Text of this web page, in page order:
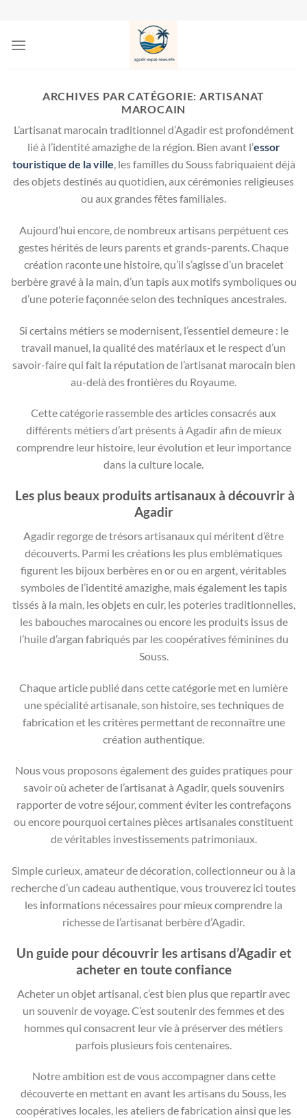
contenu
ARCHIVES PAR CATÉGORIE: ARTISANAT
MAROCAIN
L’artisanat marocain traditionnel d’Agadir est profondément
lié à l’identité amazighe de la région. Bien avant l’essor
touristique de la ville, les familles du Souss fabriquaient déjà
des objets destinés au quotidien, aux cérémonies religieuses
ou aux grandes fêtes familiales.
Aujourd’hui encore, de nombreux artisans perpétuent ces
gestes hérités de leurs parents et grands-parents. Chaque
création raconte une histoire, qu’il s’agisse d’un bracelet
berbère gravé à la main, d’un tapis aux motifs symboliques ou
d’une poterie façonnée selon des techniques ancestrales.
Si certains métiers se modernisent, l’essentiel demeure : le
travail manuel, la qualité des matériaux et le respect d’un
savoir-faire qui fait la réputation de l’artisanat marocain bien
au-delà des frontières du Royaume.
Cette catégorie rassemble des articles consacrés aux
différents métiers d’art présents à Agadir afin de mieux
comprendre leur histoire, leur évolution et leur importance
dans la culture locale.
Les plus beaux produits artisanaux à découvrir à
Agadir
Agadir regorge de trésors artisanaux qui méritent d’être
découverts. Parmi les créations les plus emblématiques
figurent les bijoux berbères en or ou en argent, véritables
symboles de l’identité amazighe, mais également les tapis
tissés à la main, les objets en cuir, les poteries traditionnelles,
les babouches marocaines ou encore les produits issus de
l’huile d’argan fabriqués par les coopératives féminines du
Souss.
Chaque article publié dans cette catégorie met en lumière
une spécialité artisanale, son histoire, ses techniques de
fabrication et les critères permettant de reconnaître une
création authentique.
Nous vous proposons également des guides pratiques pour
savoir où acheter de l’artisanat à Agadir, quels souvenirs
rapporter de votre séjour, comment éviter les contrefaçons
ou encore pourquoi certaines pièces artisanales constituent
de véritables investissements patrimoniaux.
Simple curieux, amateur de décoration, collectionneur ou à la
recherche d’un cadeau authentique, vous trouverez ici toutes
les informations nécessaires pour mieux comprendre la
richesse de l’artisanat berbère d’Agadir.
Un guide pour découvrir les artisans d’Agadir et
acheter en toute confiance
Acheter un objet artisanal, c’est bien plus que repartir avec
un souvenir de voyage. C’est soutenir des femmes et des
hommes qui consacrent leur vie à préserver des métiers
parfois plusieurs fois centenaires.
Notre ambition est de vous accompagner dans cette
découverte en mettant en avant les artisans du Souss, les
coopératives locales, les ateliers de fabrication ainsi que les